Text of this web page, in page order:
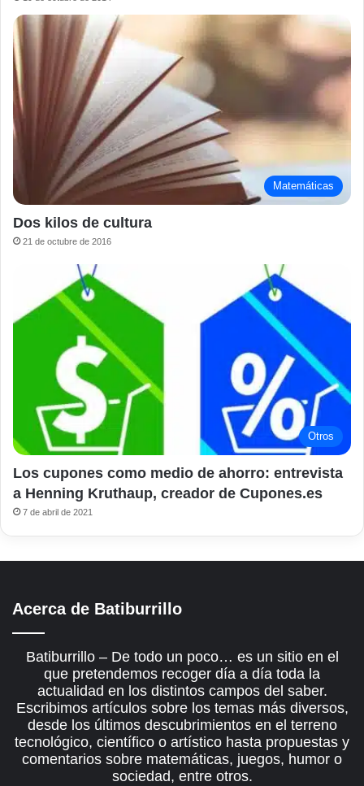
Matemáticas
Dos kilos de cultura
21 de octubre de 2016
Otros
Los cupones como medio de ahorro: entrevista
a Henning Kruthaup, creador de Cupones.es
7 de abril de 2021
Acerca de Batiburrillo
Batiburrillo – De todo un poco… es un sitio en el
que pretendemos recoger día a día toda la
actualidad en los distintos campos del saber.
Escribimos artículos sobre los temas más diversos,
desde los últimos descubrimientos en el terreno
tecnológico, científico o artístico hasta propuestas y
comentarios sobre matemáticas, juegos, humor o
sociedad, entre otros.